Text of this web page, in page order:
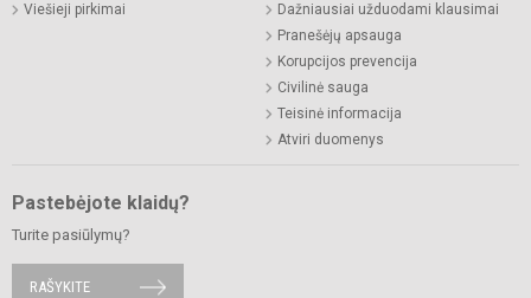
Viešieji pirkimai
Dažniausiai užduodami klausimai
Pranešėjų apsauga
Korupcijos prevencija
Civilinė sauga
Teisinė informacija
Atviri duomenys
Pastebėjote klaidų?
Turite pasiūlymų?
RAŠYKITE